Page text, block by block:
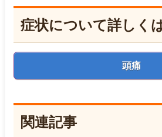
症状について詳しく
頭痛
関連記事